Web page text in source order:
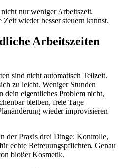
nur weniger Arbeitszeit.
Zeit wieder besser steuern kannst.
Arbeitszeiten
sind nicht automatisch Teilzeit.
zu leicht. Weniger Stunden
dein eigentliches Problem nicht,
bleiben, freie Tage
wieder improvisieren
der Praxis drei Dinge: Kontrolle,
echte Betreuungspflichten. Genau
bloßer Kosmetik.